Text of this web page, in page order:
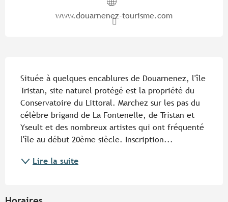
www.douarnenez-tourisme.com
Située à quelques encablures de Douarnenez, l'île
Tristan, site naturel protégé est la propriété du
Conservatoire du Littoral. Marchez sur les pas du
célèbre brigand de La Fontenelle, de Tristan et
Yseult et des nombreux artistes qui ont fréquenté
l'île au début 20ème siècle. Inscription...
Lire la suite